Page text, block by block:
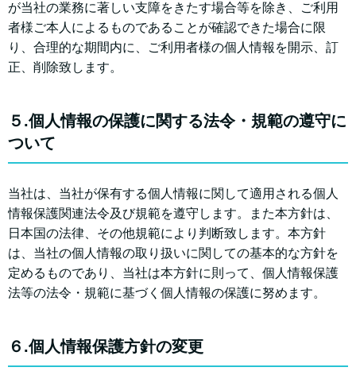
が当社の業務に著しい支障をきたす場合等を除き、ご利用
者様ご本人によるものであることが確認できた場合に限
り、合理的な期間内に、ご利用者様の個人情報を開示、訂
正、削除致します。
５.個人情報の保護に関する法令・規範の遵守に
ついて
当社は、当社が保有する個人情報に関して適用される個人
情報保護関連法令及び規範を遵守します。また本方針は、
日本国の法律、その他規範により判断致します。本方針
は、当社の個人情報の取り扱いに関しての基本的な方針を
定めるものであり、当社は本方針に則って、個人情報保護
法等の法令・規範に基づく個人情報の保護に努めます。
６.個人情報保護方針の変更